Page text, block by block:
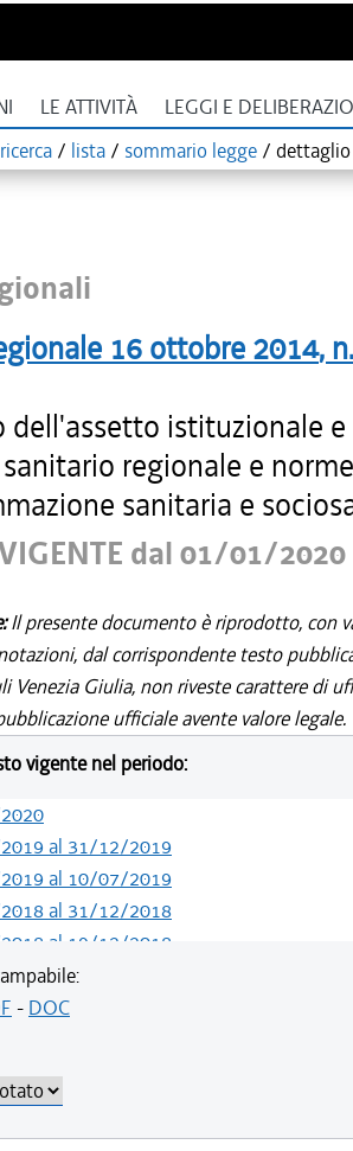
LE ATTIVITÀ LEGGI E
ricerca / lista / sommario legge /
16 ottobre 2014, n.
dell'assetto istituzionale
regionale e
sanitaria e
dal 01/01/2020
Il presente documento è riprodotto, con
dal corrispondente testo
Venezia Giulia, non riveste carattere di
ufficiale avente valore legale.
vigente nel periodo:
al 31/12/2019
al 10/07/2019
al 31/12/2018
al 19/12/2018
al 07/11/2018
al 28/03/2018
al 04/01/2018
al 09/08/2017
al 12/08/2016
- DOC